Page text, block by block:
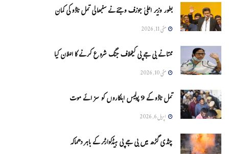
بطور وزیر اعلیٰ جوزف وجئے نے سنبھالی تمل ناڈو کی کمان
مئی 11, 2026
ممتا نے بی جے پی کیخلاف جنگ شروع کرنے کا اعلان کیا
مئی 10, 2026
تمل ناڈو کے 9 پولیس اہلکاروں کو سزائے موت
اپریل 6, 2026
چنڈی گڑھ میں بی جے پی ہیڈکوارٹر کے باہر دھماکہ